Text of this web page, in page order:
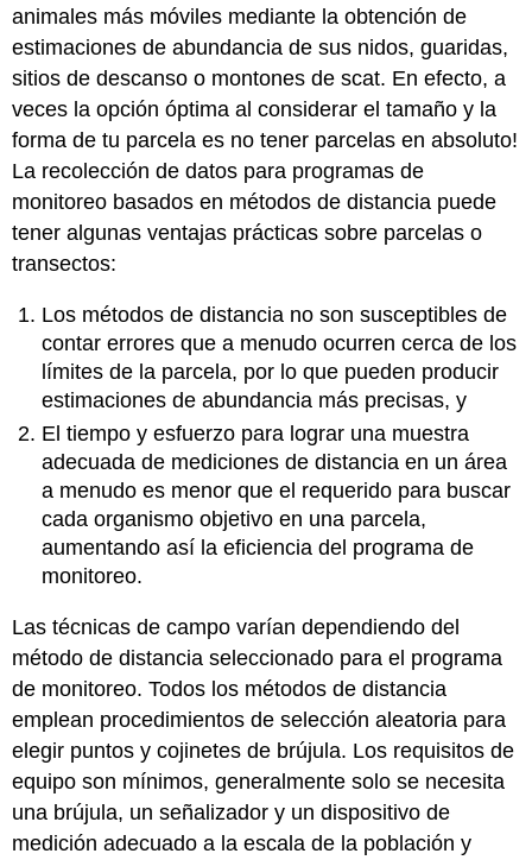
animales más móviles mediante la obtención de
estimaciones de abundancia de sus nidos, guaridas,
sitios de descanso o montones de scat. En efecto, a
veces la opción óptima al considerar el tamaño y la
forma de tu parcela es no tener parcelas en absoluto!
La recolección de datos para programas de
monitoreo basados en métodos de distancia puede
tener algunas ventajas prácticas sobre parcelas o
transectos:
Los métodos de distancia no son susceptibles de
contar errores que a menudo ocurren cerca de los
límites de la parcela, por lo que pueden producir
estimaciones de abundancia más precisas, y
El tiempo y esfuerzo para lograr una muestra
adecuada de mediciones de distancia en un área
a menudo es menor que el requerido para buscar
cada organismo objetivo en una parcela,
aumentando así la eficiencia del programa de
monitoreo.
Las técnicas de campo varían dependiendo del
método de distancia seleccionado para el programa
de monitoreo. Todos los métodos de distancia
emplean procedimientos de selección aleatoria para
elegir puntos y cojinetes de brújula. Los requisitos de
equipo son mínimos, generalmente solo se necesita
una brújula, un señalizador y un dispositivo de
medición adecuado a la escala de la población y